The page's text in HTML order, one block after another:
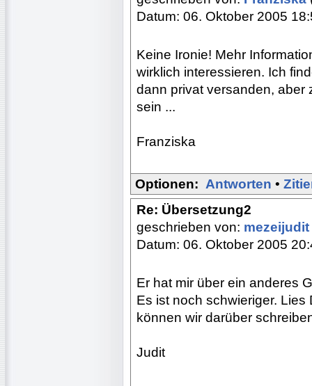
Datum: 06. Oktober 2005
Keine Ironie! Mehr
wirklich interessieren. Ich
dann privat versanden, aber
sein ...
Franziska
Optionen: Antworten •
Re: Übersetzung2
geschrieben von: mezeijudit
Datum: 06. Oktober 2005
Er hat mir über ein anderes
Es ist noch schwieriger.
können wir darüber
Judit